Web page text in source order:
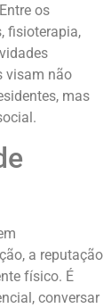
os
fisioterapia,
visam não
mas
a reputação
físico. É
conversar